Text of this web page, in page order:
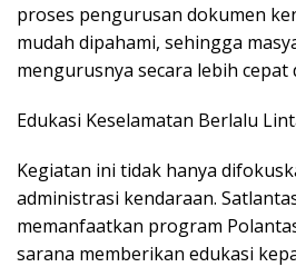
proses pengurusan dokumen
mudah dipahami, sehingga
mengurusnya secara lebih cepat
Edukasi Keselamatan Berlalu
Kegiatan ini tidak hanya
administrasi kendaraan.
memanfaatkan program
sarana memberikan edukasi